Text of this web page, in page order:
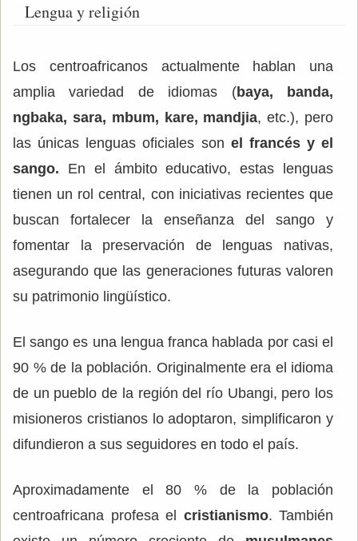
Lengua y religión
Los centroafricanos actualmente hablan una
amplia variedad de idiomas (baya, banda,
ngbaka, sara, mbum, kare, mandjia, etc.), pero
las únicas lenguas oficiales son el francés y el
sango. En el ámbito educativo, estas lenguas
tienen un rol central, con iniciativas recientes que
buscan fortalecer la enseñanza del sango y
fomentar la preservación de lenguas nativas,
asegurando que las generaciones futuras valoren
su patrimonio lingüístico.
El sango es una lengua franca hablada por casi el
90 % de la población. Originalmente era el idioma
de un pueblo de la región del río Ubangi, pero los
misioneros cristianos lo adoptaron, simplificaron y
difundieron a sus seguidores en todo el país.
Aproximadamente el 80 % de la población
centroafricana profesa el
cristianismo. También